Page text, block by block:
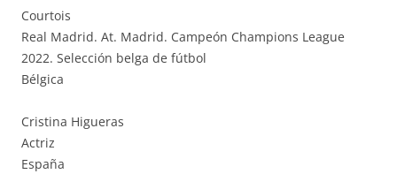
Courtois
Real Madrid. At. Madrid. Campeón Champions League
2022. Selección belga de fútbol
Bélgica
Cristina Higueras
Actriz
España